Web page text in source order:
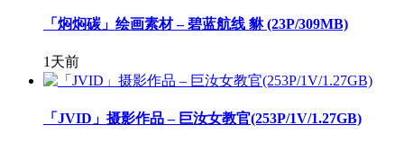
「焖焖碳」绘画素材 – 碧蓝航线 貅 (23P/309MB)
1天前
「JVID」摄影作品 – 巨汝女教官(253P/1V/1.27GB)